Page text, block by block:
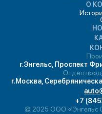
О
г.Энгельс, Проспект
Отдел
г.Москва,
+7
© 2025 ООО «Энгельс